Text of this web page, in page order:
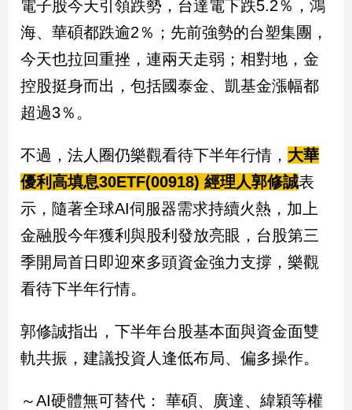
調
國
會
點
觀
兩
岸/
國
際
會/
方
新
冠
毒
電子股今天引領跌勢，台達電下跌5.2％，鴻
海、華碩都跌逾2％；先前強勢的台塑集團，
今天也拉回重挫，連兩天走弱；相對地，金
控股挺身而出，包括國泰金、凱基金漲幅都
超過3％。
不過，法人圈仍樂觀看待下半年行情， 大華
優利高填息30ETF(00918) 經理人郭修誠表
示，隨著全球AI伺服器需求持續火熱，加上
金融股今年獲利與股利發放亮眼，台股第三
季開局首日即迎來多頭資金強力支撐，樂觀
看待下半年行情。
郭修誠指出，下半年台股基本面與資金面雙
軌共振，建議投資人逢低布局、偏多操作。
～AI硬體無可替代： 華碩、廣達、緯穎等權